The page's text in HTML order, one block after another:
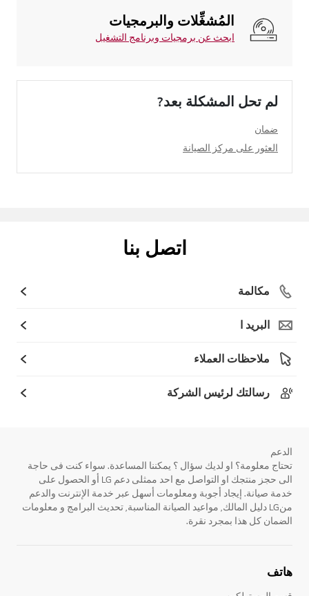
المُشغِّلات والبرمجيات
ابحث عن برمجيات وبرنامج التشغيل
لم تحل المشكلة بعد?
ضمان
العثور على مركز الصيانة
اتصل بنا
مكالمة
البريد ا
ملاحظات العملاء
رسالتك لرئيس الشركة
الدعم
تحتاج معلومة؟ او لديك سؤال ؟ يمكننا المساعدة. سواء كنت فى حاجة
الى حجز منتجك او التواصل مع احد ممثلى دعم LG أو الحصول على
خدمة صيانة. إيجاد أجوبة ومعلومات أسهل عبر خدمة الإنترنت والدعم
منLG دليل المالك, مواعيد الصيانة المناسبة, تحديث البرامج و معلومات
الضمان كل هذا بمجرد نقرة.
هاتف